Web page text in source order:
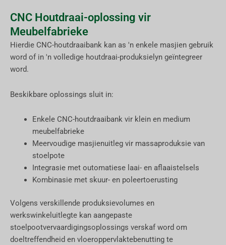
CNC Houtdraai-oplossing vir
Meubelfabrieke
Hierdie CNC-houtdraaibank kan as 'n enkele masjien gebruik
word of in 'n volledige houtdraai-produksielyn geïntegreer
word.
Beskikbare oplossings sluit in:
Enkele CNC-houtdraaibank vir klein en medium
meubelfabrieke
Meervoudige masjienuitleg vir massaproduksie van
stoelpote
Integrasie met outomatiese laai- en aflaaistelsels
Kombinasie met skuur- en poleertoerusting
Volgens verskillende produksievolumes en
werkswinkeluitlegte kan aangepaste
stoelpootvervaardigingsoplossings verskaf word om
doeltreffendheid en vloeroppervlaktebenutting te